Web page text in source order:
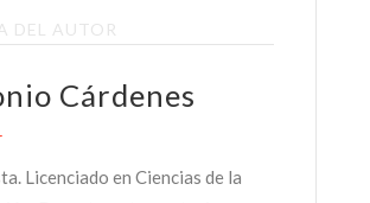
DEL AUTOR
Cárdenes
Licenciado en Ciencias de la